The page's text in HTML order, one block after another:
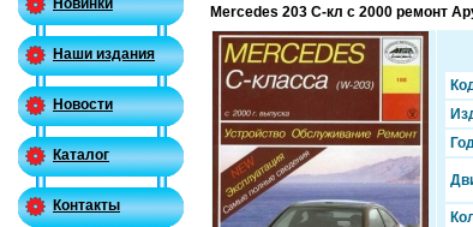
Новинки
Наши издания
Новости
Каталог
Контакты
Mercedes 203 C-кл с 2000 ремонт